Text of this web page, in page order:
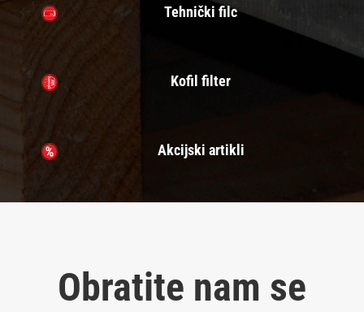
Tehnički filc
Kofil filter
Akcijski artikli
Obratite nam se